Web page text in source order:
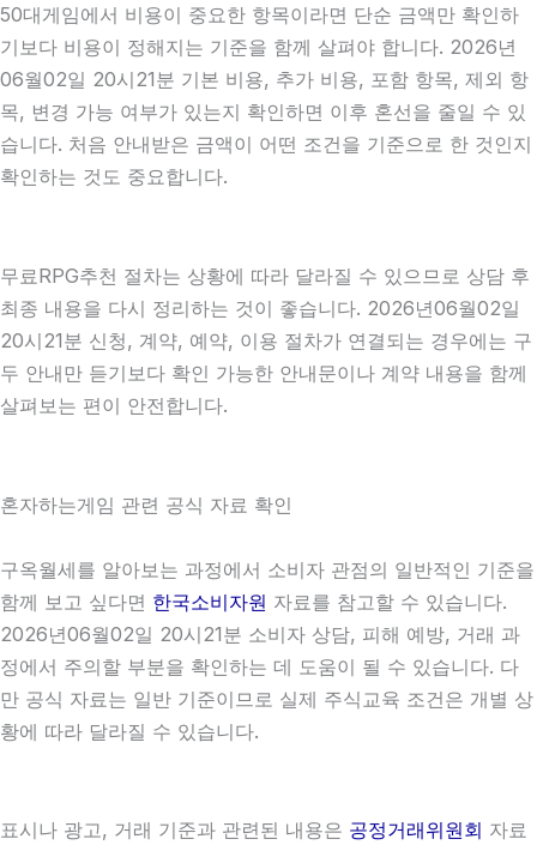
50대게임에서 비용이 중요한 항목이라면 단순 금액만 확인하
기보다 비용이 정해지는 기준을 함께 살펴야 합니다. 2026년
06월02일 20시21분 기본 비용, 추가 비용, 포함 항목, 제외 항
목, 변경 가능 여부가 있는지 확인하면 이후 혼선을 줄일 수 있
습니다. 처음 안내받은 금액이 어떤 조건을 기준으로 한 것인지
확인하는 것도 중요합니다.
무료RPG추천 절차는 상황에 따라 달라질 수 있으므로 상담 후
최종 내용을 다시 정리하는 것이 좋습니다. 2026년06월02일
20시21분 신청, 계약, 예약, 이용 절차가 연결되는 경우에는 구
두 안내만 듣기보다 확인 가능한 안내문이나 계약 내용을 함께
살펴보는 편이 안전합니다.
혼자하는게임 관련 공식 자료 확인
구옥월세를 알아보는 과정에서 소비자 관점의 일반적인 기준을
함께 보고 싶다면 한국소비자원 자료를 참고할 수 있습니다.
2026년06월02일 20시21분 소비자 상담, 피해 예방, 거래 과
정에서 주의할 부분을 확인하는 데 도움이 될 수 있습니다. 다
만 공식 자료는 일반 기준이므로 실제 주식교육 조건은 개별 상
황에 따라 달라질 수 있습니다.
표시나 광고, 거래 기준과 관련된 내용은 공정거래위원회 자료